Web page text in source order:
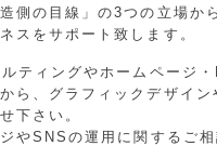
側の目線」の3つの立場か
スをサポート致します。
ティングやホームページ・
ら、グラフィックデザイン
下さい。
やSNSの運用に関するご相